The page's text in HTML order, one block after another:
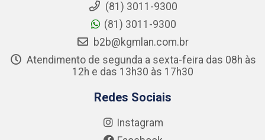
(81) 3011-9300
(81) 3011-9300
b2b@kgmlan.com.br
Atendimento de segunda a sexta-feira das 08h às
12h e das 13h30 às 17h30
Redes Sociais
Instagram